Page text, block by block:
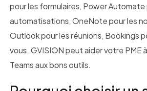
pour les formulaires, Power Automate
automatisations, OneNote pour les
Outlook pour les réunions, Bookings
vous. GVISION peut aider votre PME
Teams aux bons outils.